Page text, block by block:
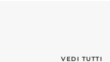
VEDI TUTTI